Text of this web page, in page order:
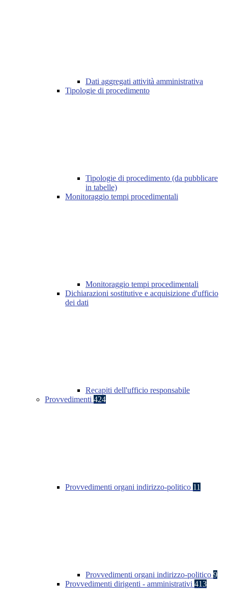
Dati aggregati attività amministrativa
Tipologie di procedimento
Tipologie di procedimento (da pubblicare
in tabelle)
Monitoraggio tempi procedimentali
Monitoraggio tempi procedimentali
Dichiarazioni sostitutive e acquisizione d'ufficio
dei dati
Recapiti dell'ufficio responsabile
Provvedimenti 424
Provvedimenti organi indirizzo-politico 11
Provvedimenti organi indirizzo-politico 9
Provvedimenti dirigenti - amministrativi 413